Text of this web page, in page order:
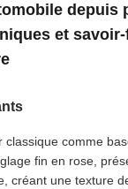
depuis
et
classique comme
fin en rose,
créant une texture